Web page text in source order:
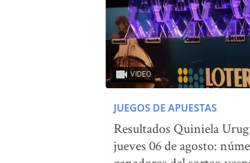
VIDEO
JUEGOS DE APUESTAS
Resultados Quiniela
jueves 06 de agosto: